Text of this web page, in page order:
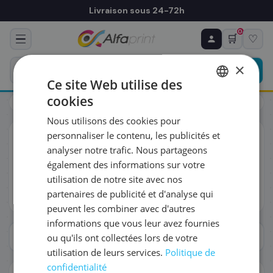
Livraison sous 24-72h
🛒
0
♡
Toners HP 410X
TonersHP 410X
Retrouvez 11 références cartouche pour la série HP 410X —
toutes versions confondues (OEM, compatibles, Rebuilt).
Garantie puce 2026 et livraison J+1 disponibles.
Lire plus
Afficher les filtres
NAVIGUER PAR SÉRIE
♻ COMMANDE RÉCURRENTE
Prévoyez & économisez
Programmez votre prochain achat — notre équipe
vous prépare un devis personnalisé
RÉFÉRENCE DU PRODUIT
FRÉQUENCE
QUANTITÉ PAR LIVRAISON
DATE DE PREMIÈRE LIVRAISON SOUHAITÉE
×
Ce site Web utilise des
cookies
Nous utilisons des cookies pour
personnaliser le contenu, les publicités et
analyser notre trafic. Nous partageons
également des informations sur votre
utilisation de notre site avec nos
partenaires de publicité et d'analyse qui
peuvent les combiner avec d'autres
informations que vous leur avez fournies
ou qu'ils ont collectées lors de votre
utilisation de leurs services. Politique de
confidentialité